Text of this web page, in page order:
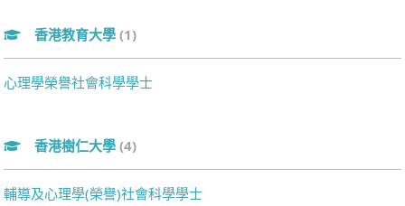
香港教育大學 (1)
心理學榮譽社會科學學士
香港樹仁大學 (4)
輔導及心理學(榮譽)社會科學學士